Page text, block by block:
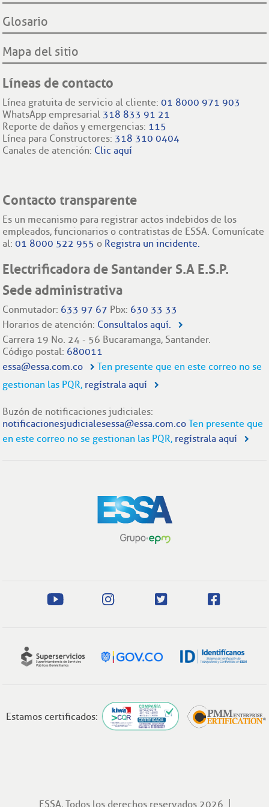
Glosario
Mapa del sitio
Líneas de contacto
Línea gratuita de servicio al cliente:01 8000 971 903
WhatsApp empresarial 318 833 91 21
Reporte de daños y emergencias: 115
Línea para Constructores: 318 310 0404
Canales de atención: Clic aquí
Contacto transparente
Es un mecanismo para registrar actos indebidos de los
empleados, funcionarios o contratistas de ESSA. Comunícate
al:01 8000 522 955 o Registra un incidente.
Electrificadora de Santander S.A E.S.P.
Sede administrativa
Conmutador: 633 97 67 Pbx: 630 33 33
Horarios de atención: Consultalos aquí.
Carrera 19 No. 24 - 56 Bucaramanga, Santander.
Código postal: 680011
essa@essa.com.co
Ten presente que en este correo no se
gestionan las PQR, regístrala aquí
Buzón de notificaciones judiciales:
notificacionesjudicialesessa@essa.com.co Ten presente que
en este correo no se gestionan las PQR, regístrala aquí
Estamos certificados:
ESSA, Todos los derechos reservados 2026